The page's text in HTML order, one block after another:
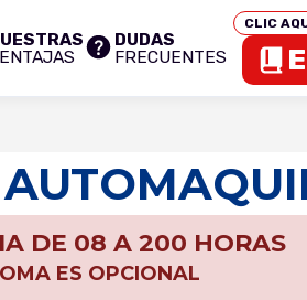
DUDAS
FRECUENTES
CLIC
DE 08 A 200 HORAS
ES OPCIONAL